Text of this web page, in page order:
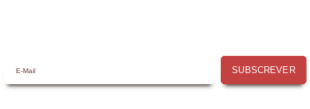
SUBSCREVER